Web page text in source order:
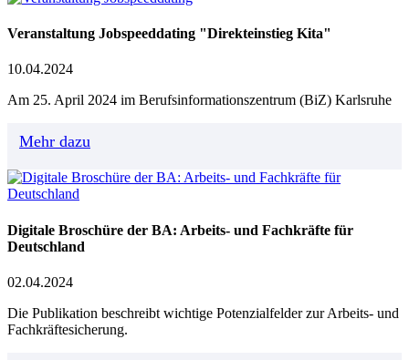
Veranstaltung Jobspeeddating "Direkteinstieg Kita"
10.04.2024
Am 25. April 2024 im Berufsinformationszentrum (BiZ) Karlsruhe
Mehr dazu
Digitale Broschüre der BA: Arbeits- und Fachkräfte für
Deutschland
02.04.2024
Die Publikation beschreibt wichtige Potenzialfelder zur Arbeits- und
Fachkräftesicherung.